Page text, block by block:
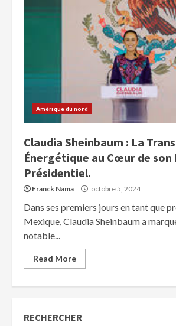
Amérique du nord
Claudia Sheinbaum : La
Énergétique au Cœur de son
Présidentiel.
Franck Nama octobre 5, 2024
Dans ses premiers jours en tant que
Mexique, Claudia Sheinbaum a
notable...
Read More
RECHERCHER